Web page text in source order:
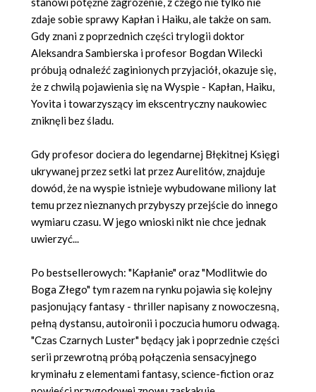
zdaje sobie sprawy Kapłan i Haiku, ale także on sam.
Gdy znani z poprzednich części trylogii doktor
Aleksandra Sambierska i profesor Bogdan Wilecki
próbują odnaleźć zaginionych przyjaciół, okazuje się,
że z chwilą pojawienia się na Wyspie - Kapłan, Haiku,
Yovita i towarzyszący im ekscentryczny naukowiec
zniknęli bez śladu.
Gdy profesor dociera do legendarnej Błękitnej Księgi
ukrywanej przez setki lat przez Aurelitów, znajduje
dowód, że na wyspie istnieje wybudowane miliony lat
temu przez nieznanych przybyszy przejście do innego
wymiaru czasu. W jego wnioski nikt nie chce jednak
uwierzyć...
Po bestsellerowych: "Kapłanie" oraz "Modlitwie do
Boga Złego" tym razem na rynku pojawia się kolejny
pasjonujący fantasy - thriller napisany z nowoczesną,
pełną dystansu, autoironii i poczucia humoru odwagą.
"Czas Czarnych Luster" będący jak i poprzednie części
serii przewrotną próbą połączenia sensacyjnego
kryminału z elementami fantasy, science-fiction oraz